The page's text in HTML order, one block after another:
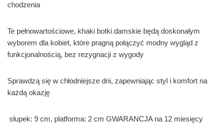
chodzenia
Te pełnowartościowe, khaki botki damskie będą doskonałym
wyborem dla kobiet, które pragną połączyć modny wygląd z
funkcjonalnością, bez rezygnacji z wygody
Sprawdzą się w chłodniejsze dni, zapewniając styl i komfort na
każdą okazję
słupek: 9 cm, platforma: 2 cm GWARANCJA na 12 miesięcy